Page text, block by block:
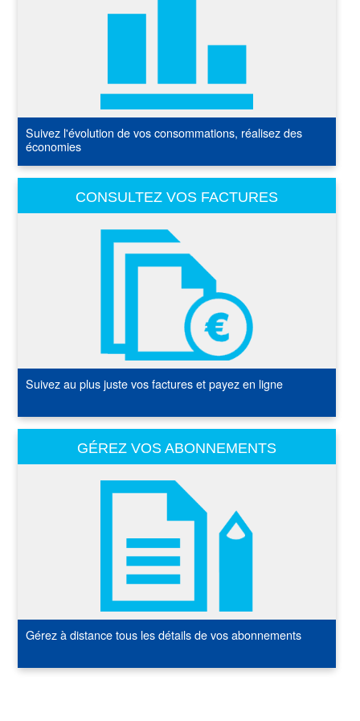
Suivez l'évolution de vos consommations, réalisez des
économies
CONSULTEZ VOS FACTURES
Suivez au plus juste vos factures et payez en ligne
GÉREZ VOS ABONNEMENTS
Gérez à distance tous les détails de vos abonnements